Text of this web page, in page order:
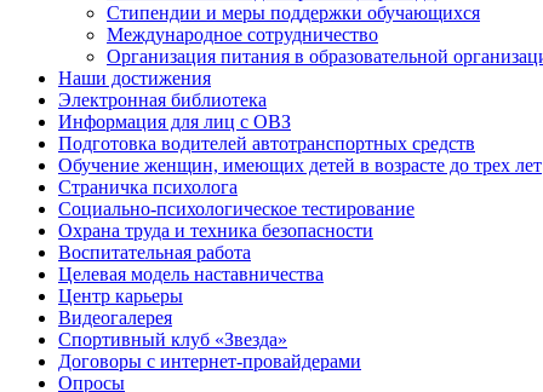
Стипендии и меры поддержки обучающихся
Международное сотрудничество
Организация питания в образовательной
Наши достижения
Электронная библиотека
Информация для лиц с ОВЗ
Подготовка водителей автотранспортных средств
Обучение женщин, имеющих детей в возрасте до трех лет
Страничка психолога
Социально-психологическое тестирование
Охрана труда и техника безопасности
Воспитательная работа
Целевая модель наставничества
Центр карьеры
Видеогалерея
Спортивный клуб «Звезда»
Договоры с интернет-провайдерами
Опросы